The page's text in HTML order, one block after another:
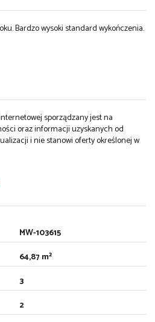
Bardzo wysoki standard wykończenia.
sporządzany jest na
oraz informacji uzyskanych od
i nie stanowi oferty określonej w
MW-103615
64,87 m²
3
2